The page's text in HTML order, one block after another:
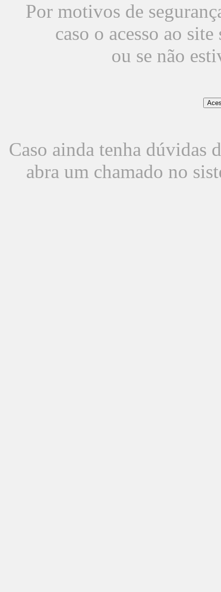
Por motivos de
caso o acesso ao
ou se não
Caso ainda tenha dúvidas
abra um chamado no